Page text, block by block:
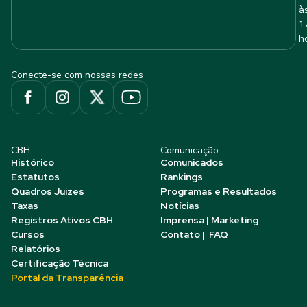
Conecte-se com nossas redes
CBH
Histórico
Estatutos
Quadros Juízes
Taxas
Registros Ativos CBH
Cursos
Relatórios
Certificação Técnica
Portal da Transparência
Comunicação
Comunicados
Rankings
Programas e Resultados
Notícias
Imprensa | Marketing
Contato | FAQ